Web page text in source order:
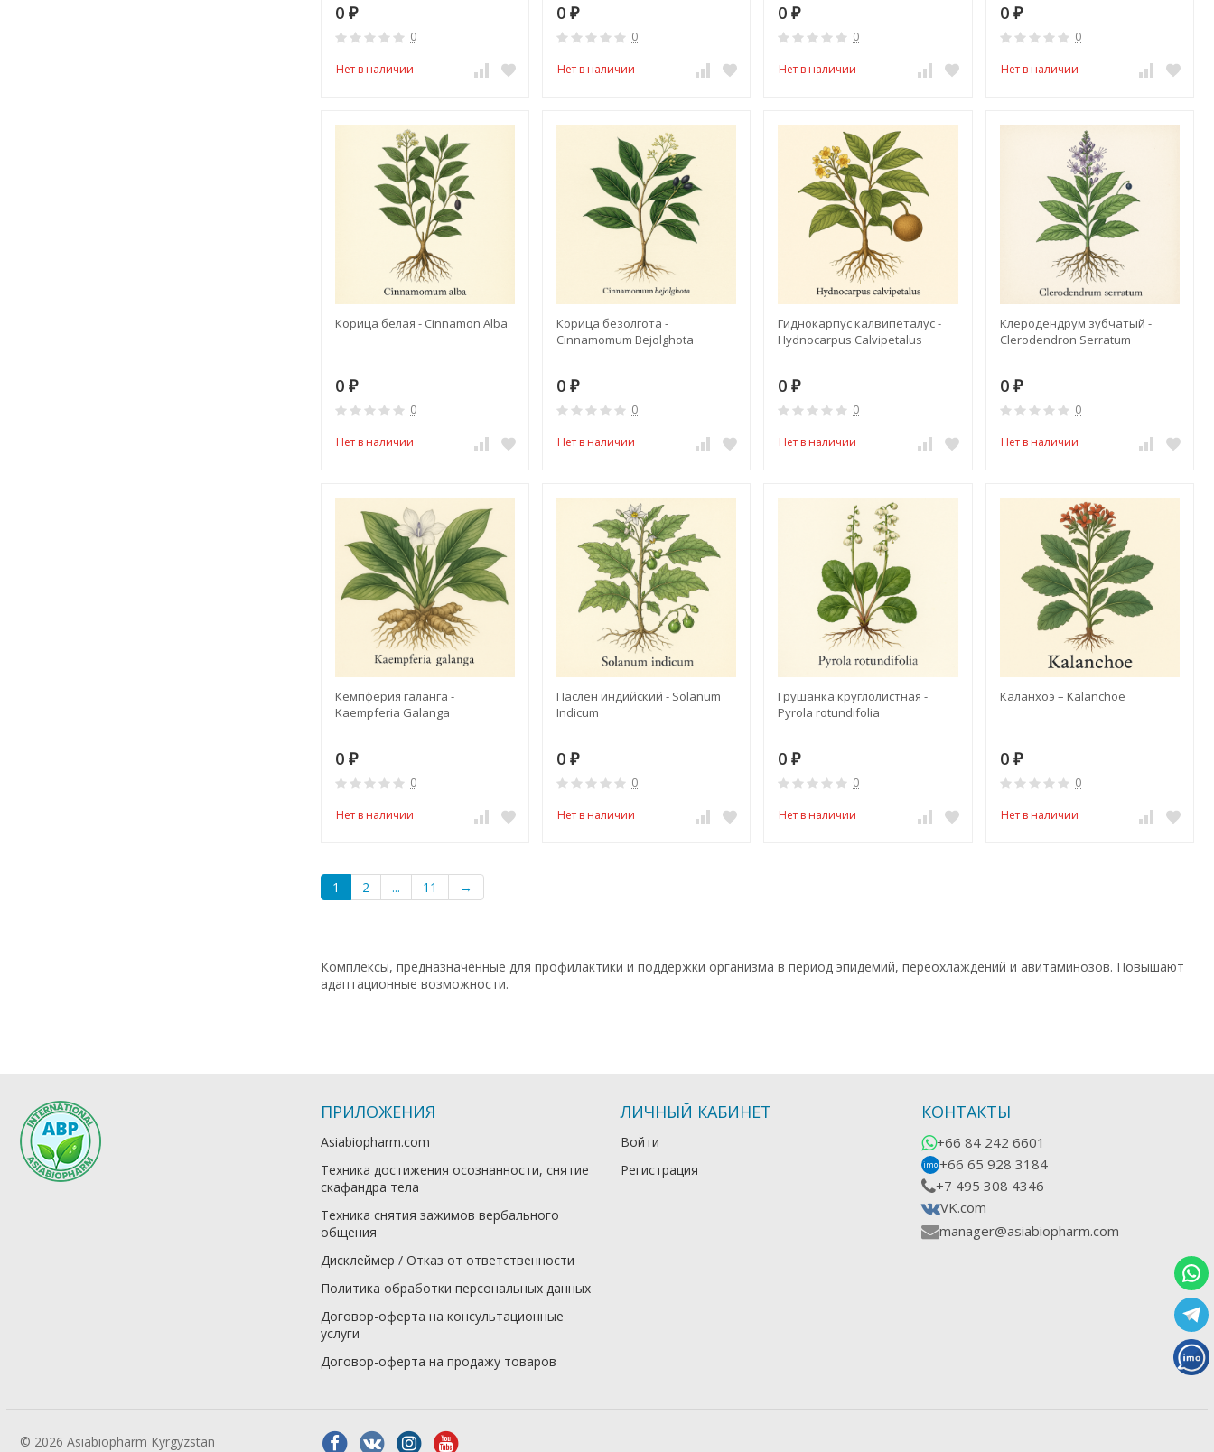
0 ₽
0
Нет в наличии
0 ₽
0
Нет в наличии
0₽
0
Нет в наличии
0 ₽
0
Нет в наличии
Корица белая - Сinnamon Alba
0 ₽
0
Нет в наличии
Корица безолгота -
Cinnamomum Bejolghota
0 ₽
0
Нет в наличии
Гиднокарпус калвипеталус -
Hydnocarpus Calvipetalus
0₽
0
Нет в наличии
Клеродендрум зубчатый -
Clerodendron Serratum
0 ₽
0
Нет в наличии
Кемпферия галанга -
Kaempferia Galanga
0 ₽
0
Нет в наличии
Паслён индийский - Solanum
Indicum
0 ₽
0
Нет в наличии
Грушанка круглолистная -
Pyrola rotundifolia
0₽
0
Нет в наличии
Каланхоэ – Kalanchoe
0 ₽
0
Нет в наличии
1 2 ... 11 →
Комплексы, предназначенные для профилактики и поддержки организма в период эпидемий, переохлаждений и авитаминозов. Повышают
адаптационные возможности.
ПРИЛОЖЕНИЯ
Asiabiopharm.com
Техника достижения осознанности, снятие
скафандра тела
Техника снятия зажимов вербального
общения
Дисклеймер / Отказ от ответственности
Политика обработки персональных данных
Договор-оферта на консультационные
услуги
Договор-оферта на продажу товаров
ЛИЧНЫЙ КАБИНЕТ
Войти
Регистрация
КОНТАКТЫ
+66 84 242 6601
imo+66 65 928 3184
+7 495 308 4346
VK.com
manager@asiabiopharm.com
© 2026 Asiabiopharm Kyrgyzstan